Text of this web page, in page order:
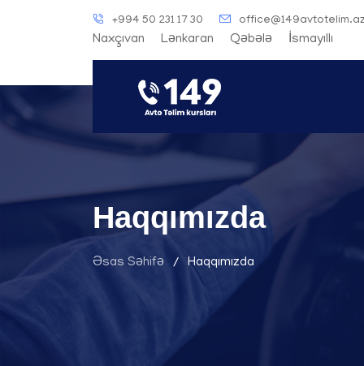
+994 50 231 17 30
Naxçıvan Lənkaran Qəbələ İsmayıllı
Haqqımızda
Əsas Səhifə Haqqımızda